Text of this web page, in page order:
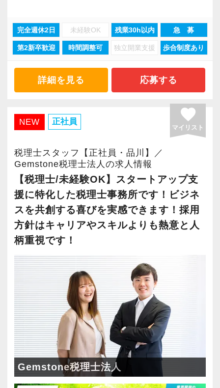
います。
【ストレスは半分、やりがいは2倍、あなたの
「がんばり」を無駄にしません！】
資格や担当数などは正当に評価して給与等にし
随時昇給しているので年に２回昇給するスタッ
フもいます。
評価軸も1つではないので、誰にでも昇級のチャ
ンスがあります。
適材適所をモットーに、その人に合った業務を
担当していただき、一人ひとりが大きなやりが
いを持って働き、個人の目標に合わせて成⻑し
てくれることを願っています。
【求職者へのメッセージ】
人を大事に育てるカルチャーが根付いている会
社です。
一人一人のスタッフが、⻑期的な視野で成⻑・
活躍してくれることを期待しています。短期的
なスパンでの採用は考えていません。
じっくり腰を据えて専門性を身につけたいとい
う方からの応募をお待ちしています。
【求める人物像】
・起業家の事業成功を支援するという理念に共
ト」を取得しています。
ト企業を実現しています！】
当社ではチーム制を取っており、コミュニケー
スタッフ同士で情報共有・進捗管理しながら案
件にあたるスタイルです。
報を常に共有しているので、スタッフに不測の
事態が生じても慌てずに対応できます。
チーム制なので休みも取りやすく有給消化率は
100%です。
また、残業をしないための仕組みとして、朝メ
ール・夕メールという業務日報を実施。
予定と実績にズレが生じていないかチェックす
ることで、見通しを立てて仕事をするスキルを
身につけます。
さらに、繁忙期に仕事が偏らないよう、社内で
調整をかけて、年間を通して業務を平準化して
います。
この3年間、繁忙期でも土日出勤はゼロ、45時間
以上/月残業したスタッフも3年間で1人（1回だ
け。残業代支給済）しかいません。
「スタートアップ支援No1はGemstone税理士法
人」と言ってくださるお客様も多いです。
私たちと一緒に熱い思いを持ちながら成長を目
指せる仲間を募集します。
若い会社とビジネスを共創する現場で働く楽し
さが実感でき、自分の成⻑にもつながる職場で
通常の税務会計業務ではない、ダイナミックな
仕事を経験できます！
やる気とスキルに応じて、小さな黒字の会社、
資本金1億円超規模の会社、上場会社の子会社、
上場会社、上場準備会社など段階的に難易度が
上がる仕事をお任せします。
【2015年に税理士法人化、あなたの実力を発揮
できる環境です！】
2015年12月に税理士法人化しました。
お客様は上場を目指すスタートアップが中心
で、法人化以来、毎年15%の勢いで成⻑を続け
ています。
Gemstone=「原石」という意味。原石である皆
さんを輝かせることを大事に、熱意とポテンシ
ャル重視、人物重視の採用を行っています。
完全週休2日 未経験OK 残業30h以内 急 募
第2新卒歓迎 時間調整可 独立開業支援 歩合制度あり
詳細を見る 応募する
NEW 正社員 favorite
マイリスト
税理士スタッフ【正社員・品川】／
Gemstone税理士法人の求人情報
【税理士/未経験OK】スタートアップ支
援に特化した税理士事務所です！ビジネ
スを共創する喜びを実感できます！採用
方針はキャリアやスキルよりも熱意と人
柄重視です！
Gemstone税理士法人